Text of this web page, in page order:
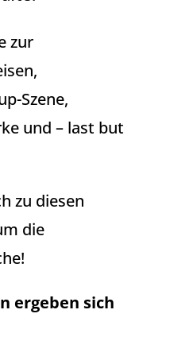
zur
Szene,
und – last but
zu diesen
die
ergeben sich